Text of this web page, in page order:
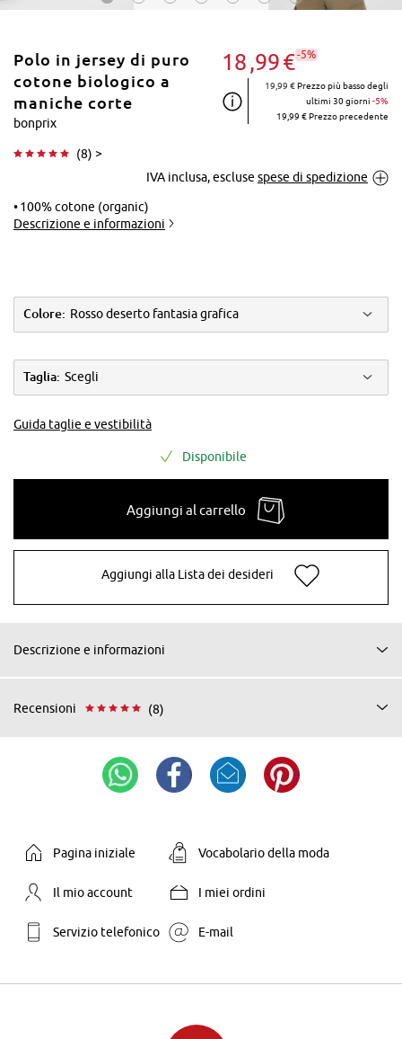
Polo in jersey di puro
cotone biologico a
maniche corte
bonprix
(8) >
18 99€-5%
19,99 €Prezzo più basso degli
ultimi 30 giorni -5%
19,99 € Prezzo precedente
IVA inclusa, escluse spese di spedizione
100% cotone (organic)
Descrizione e informazioni
Colore: Rosso deserto fantasia grafica
Taglia: Scegli
Guida taglie e vestibilità
Disponibile
Aggiungi al carrello
Aggiungi alla Lista dei desideri
Descrizione e informazioni
Recensioni (8)
Pagina iniziale Vocabolario della moda
Il mio account I miei ordini
Servizio telefonico E-mail